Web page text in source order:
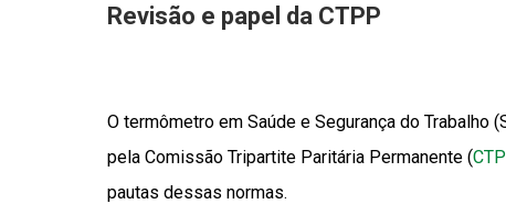
Revisão e papel da CTPP
O termômetro em Saúde e Segurança do
pela Comissão Tripartite Paritária Permanente (
pautas dessas normas.